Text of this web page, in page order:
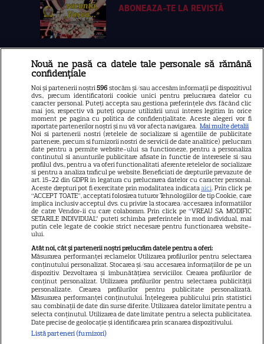
ABONEAZA-TE LA REVISTĂ
Libertatea
Libertatea pentru femei
GSP
Știri mondene
Avantaje
Elle
Unica
Retete practice
URMĂREȘTE-NE PE
Copyright2026 Ringier Romania – Toate Drepturile rezervate
Nouă ne pasă ca datele tale personale să rămână
confidențiale
Noi și partenerii noștri596 stocăm și/sau accesăm informații pe dispozitivul
dvs., precum identificatorii cookie unici pentru prelucrarea datelor cu
caracter personal. Puteți accepta sau gestiona preferințele dvs. făcând clic
mai jos, respectiv vă puteți opune utilizării unui interes legitim în orice
moment pe pagina cu politica de confidențialitate. Aceste alegeri vor fi
raportate partenerilor noștri și nu vă vor afecta navigarea. Mai multe detalii
Noi si partenerii nostri (retelele de socializare si agentiile de publicitate
partenere, precum si furnizorii nostri de servicii de date analitice) prelucram
date pentru a permite website-ului sa functioneze, pentru a personaliza
continutul si anunturile publicitare afisate in functie de interesele si/sau
profilul dvs., pentru a va oferi functionalitati aferente retelelor de socializare
si pentru a analiza traficul pe website. Beneficiati de drepturile prevazute de
art. 15-22 din GDPR in legatura cu prelucrarea datelor cu caracter personal.
Aceste drepturi pot fi exercitate prin modalitatea indicataaici. Prin click pe
“ACCEPT TOATE”, acceptati folosirea tuturor Tehnologiilor de tip Cookie, care
implica inclusiv acceptul dvs. cu privire la stocarea/accesarea informatiilor
de catre Vendor-ii cu care colaboram. Prin click pe “VREAU SA MODIFIC
SETARILE INDIVIDUAL” puteti schimba preferintele in mod individual, mai
putin cele legate de cookie strict necesare pentru functionarea website-
ului.
Atât noi, cât și partenerii noștri prelucrăm datele pentru a oferi:
Măsurarea performanței reclamelor. Utilizarea profilurilor pentru selectarea
conținutului personalizat. Stocarea și/sau accesarea informațiilor de pe un
dispozitiv. Dezvoltarea și îmbunătățirea serviciilor. Crearea profilurilor de
conținut personalizat. Utilizarea profilurilor pentru selectarea publicității
personalizate. Crearea profilurilor pentru publicitate personalizată.
Măsurarea performanței conținutului. Înțelegerea publicului prin statistici
sau combinații de date din surse diferite. Utilizarea datelor limitate pentru a
selecta conținutul. Utilizarea de date limitate pentru a selecta publicitatea.
Date precise de geolocație și identificarea prin scanarea dispozitivului.
Listă parteneri (furnizori)